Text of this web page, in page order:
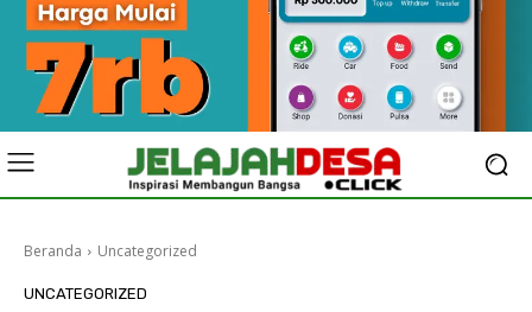
Beranda Uncategorized
UNCATEGORIZED